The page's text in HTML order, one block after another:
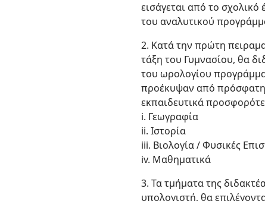
εισάγεται από το
του αναλυτικού
2. Κατά την πρώτη
τάξη του Γυμνασίου, θα
του ωρολογίου
προέκυψαν από πρόσφατη
εκπαιδευτικά
i. Γεωγραφία
ii. Ιστορία
iii. Βιολογία / Φυσικές
iv. Μαθηματικά
3. Τα τμήματα της
υπολογιστή, θα